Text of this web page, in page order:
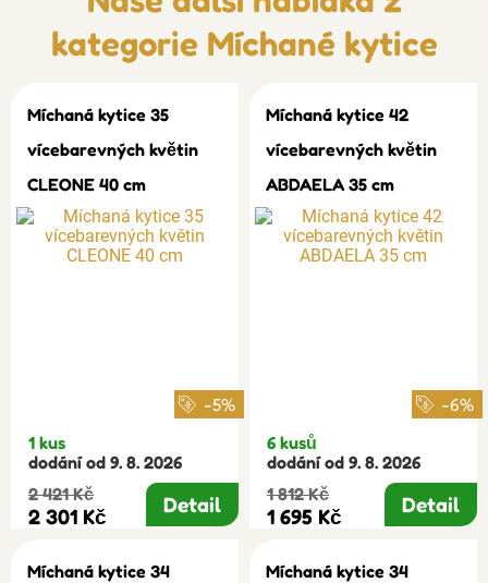
kategorie Míchané kytice
Míchaná kytice 35
vícebarevných květin
CLEONE 40 cm
-5%
1 kus
dodání od 9. 8. 2026
2 421 Kč
2 301 Kč Detail
Míchaná kytice 42
vícebarevných květin
ABDAELA 35 cm
-6%
6 kusů
dodání od 9. 8. 2026
1 812 Kč
1 695 Kč Detail
Míchaná kytice 34
Míchaná kytice 34